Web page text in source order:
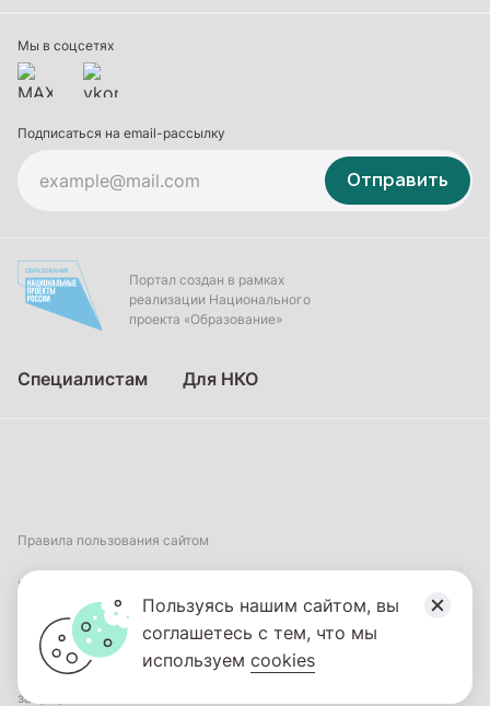
Дополнительное образование
Мы в соцсетях
Подписаться на email-рассылку
Отправить
Портал создан в рамках
реализации Национального
проекта «Образование»
Специалистам Для НКО
Правила пользования сайтом
Пользовательское соглашение
Политика обработки персональных данных
© ФГБНУ «Институт коррекционной педагогики». Все права
защищены.
Пользуясь нашим сайтом, вы
соглашетесь с тем, что мы
используем cookies